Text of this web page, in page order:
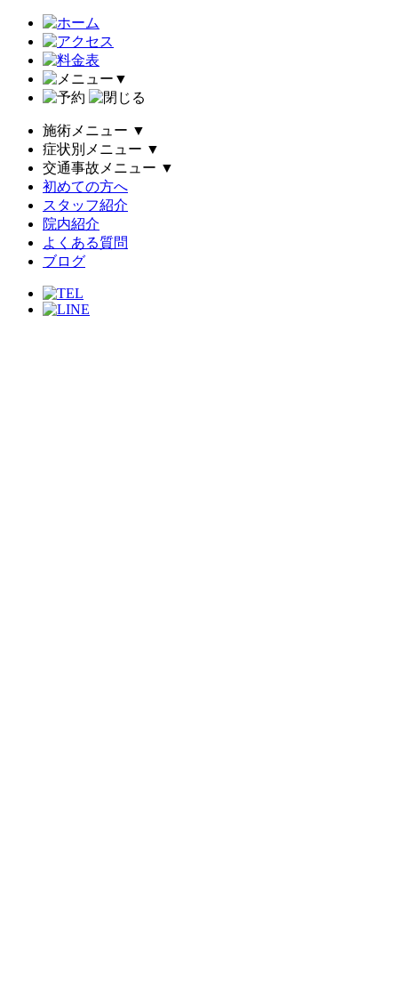
▼
施術メニュー ▼
症状別メニュー ▼
交通事故メニュー ▼
初めての方へ
スタッフ紹介
院内紹介
よくある質問
ブログ